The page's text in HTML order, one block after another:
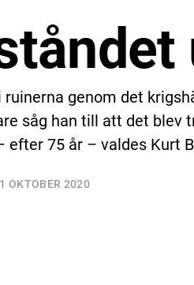
ruinerna genom det
såg han till att det blev
efter 75 år – valdes Kurt
OKTOBER 2020